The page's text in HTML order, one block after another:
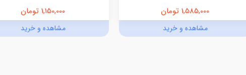
1,585,000 تومان
مشاهده و خرید
1,150,000 تومان
مشاهده و خرید